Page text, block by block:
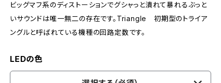
ビッグマフ系のディストーションでグシャっと潰れて暴れるぶっと
いサウンドは唯一無二の存在です。Triangle 初期型のトライア
ングルと呼ばれている機種の回路定数です。
LEDの色